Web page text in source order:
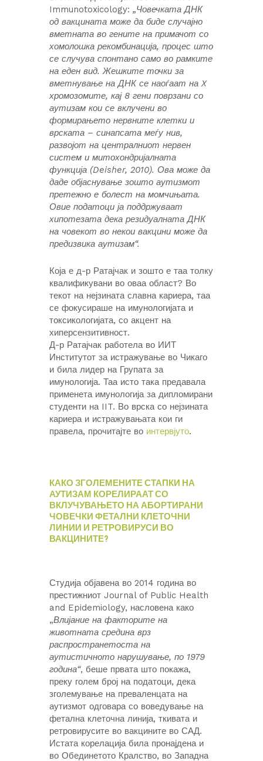
Immunotoxicology: „Човечката ДНК
од вакцината може да биде случајно
вметната во гените на примачот со
хомолошка рекомбинација, процес што
се случува спонтано само во рамките
на еден вид. Жешките точки за
вметнување на ДНК се наоѓаат на X
хромозомите, кај 8 гени поврзани со
аутизам кои се вклучени во
формирањето нервните клетки и
врската – синапсата меѓу нив,
развојот на централниот нервен
систем и митохондријалната
функција (Deisher, 2010). Ова може да
даде објаснување зошто аутизмот
претежно е болест на момчињата.
Овие податоци ја поддржуваат
хипотезата дека резидуалната ДНК
на човекот во некои вакцини може да
предизвика аутизам“.
Која е д-р Ратајчак и зошто е таа толку
квалификувани во оваа област? Во
текот на нејзината славна кариера, таа
се фокусираше на имунологијата и
токсикологијата, со акцент на
хиперсензитивност.
Д-р Ратајчак работела во ИИТ
Институтот за истражување во Чикаго
и била лидер на Групата за
имунологија. Таа исто така предавала
применета имунологија за дипломирани
студенти на IIT. Во врска со нејзината
кариера и истражувањата кои ги
правела, прочитајте во интервјуто.
КАКО ЗГОЛЕМЕНИТЕ СТАПКИ НА
АУТИЗАМ КОРЕЛИРААТ СО
ВКЛУЧУВАЊЕТО НА АБОРТИРАНИ
ЧОВЕЧКИ ФЕТАЛНИ КЛЕТОЧНИ
ЛИНИИ И РЕТРОВИРУСИ ВО
ВАКЦИНИТЕ?
Студија објавена во 2014 година во
престижниот Journal of Public Health
and Epidemiology, насловена како
„Влијание на факторите на
животната средина врз
распространетоста на
аутистичното нарушување, по 1979
година“, беше првата што покажа,
преку голем број на податоци, дека
зголемување на преваленцата на
аутизмот одговара со воведување на
фетална клеточна линија, ткивата и
ретровирусите во вакцините во САД.
Истата корелација била пронајдена и
во Обединетото Кралство, во Западна